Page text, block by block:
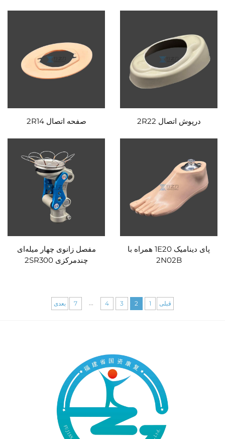
درپوش اتصال 2R22 صفحه اتصال 2R14
پای دینامیک 1E20 همراه با
2N02B
مفصل زانوی چهار میله‌ای
چندمرکزی 2SR300
قبلی 1
2
3
4
...
7 بعدی